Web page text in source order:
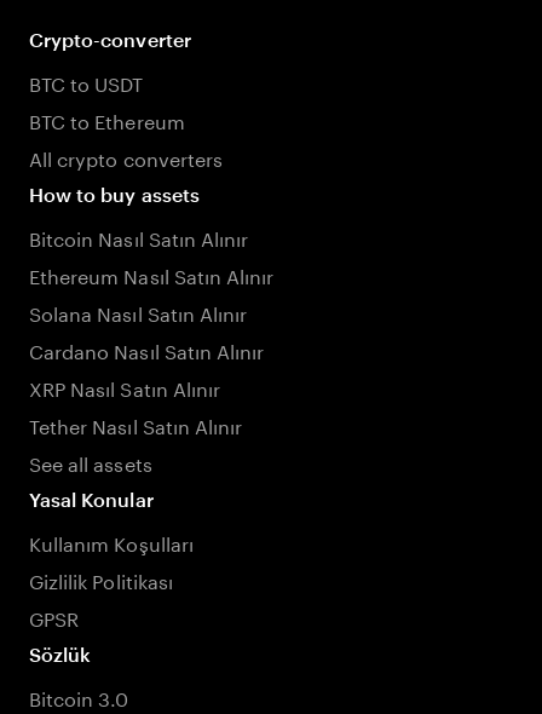
Crypto-converter
BTC to USDT
BTC to Ethereum
All crypto converters
How to buy assets
Bitcoin Nasıl Satın Alınır
Ethereum Nasıl Satın Alınır
Solana Nasıl Satın Alınır
Cardano Nasıl Satın Alınır
XRP Nasıl Satın Alınır
Tether Nasıl Satın Alınır
See all assets
Yasal Konular
Kullanım Koşulları
Gizlilik Politikası
GPSR
Sözlük
Bitcoin 3.0